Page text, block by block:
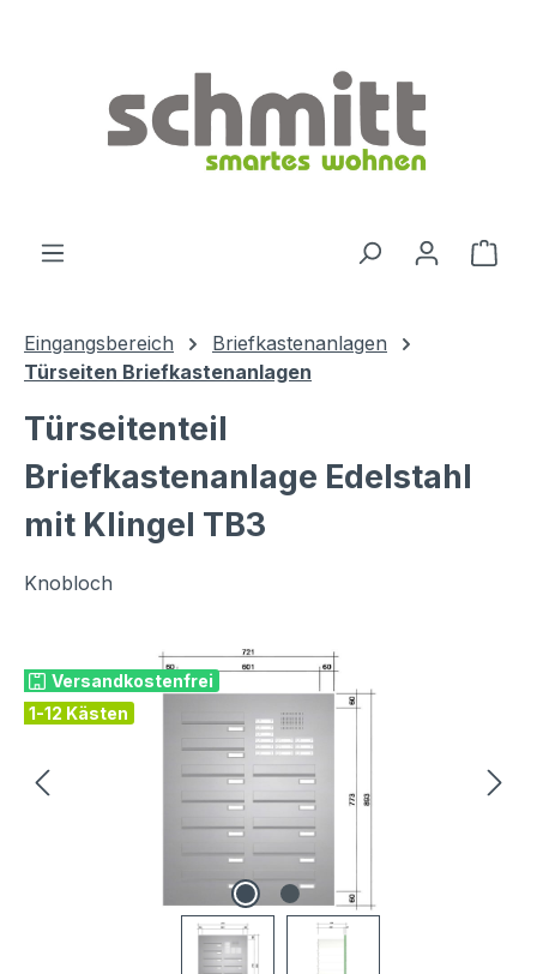
Eingangsbereich
Briefkastenanlagen
Türseiten Briefkastenanlagen
Türseitenteil
Briefkastenanlage Edelstahl
mit Klingel TB3
Knobloch
Versandkostenfrei
1-12 Kästen